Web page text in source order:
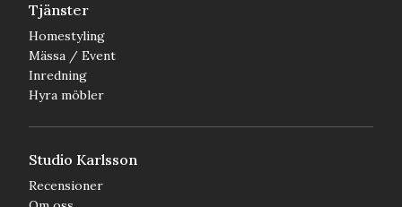
Tjänster
Homestyling
Mässa / Event
Inredning
Hyra möbler
Studio Karlsson
Recensioner